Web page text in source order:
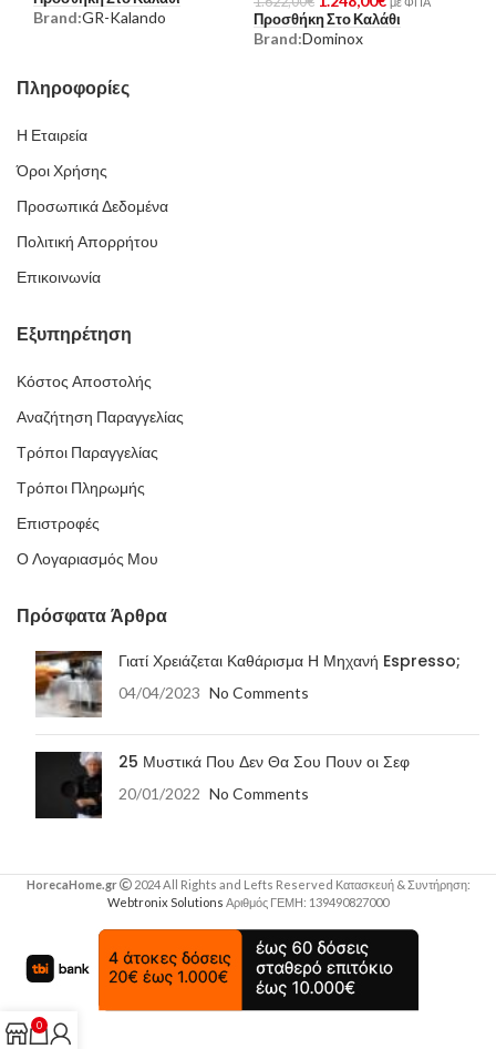
Brand:GR-Kalando Προσθήκη Στο Καλάθι
Brand:Dominox
Πληροφορίες
Η Εταιρεία
Όροι Χρήσης
Προσωπικά Δεδομένα
Πολιτική Απορρήτου
Επικοινωνία
Εξυπηρέτηση
Κόστος Αποστολής
Αναζήτηση Παραγγελίας
Τρόποι Παραγγελίας
Τρόποι Πληρωμής
Επιστροφές
Ο Λογαριασμός Μου
Πρόσφατα Άρθρα
Γιατί Χρειάζεται Καθάρισμα Η Μηχανή Espresso;
04/04/2023 No Comments
25 Μυστικά Που Δεν Θα Σου Πουν οι Σεφ
20/01/2022 No Comments
HorecaHome.gr
2024 All Rights and Lefts Reserved Κατασκευή & Συντήρηση:
Webtronix Solutions Αριθμός ΓΕΜΗ: 139490827000
0